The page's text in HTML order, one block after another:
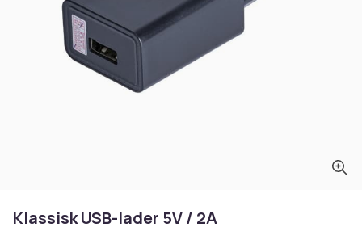
Klassisk USB-lader 5V / 2A